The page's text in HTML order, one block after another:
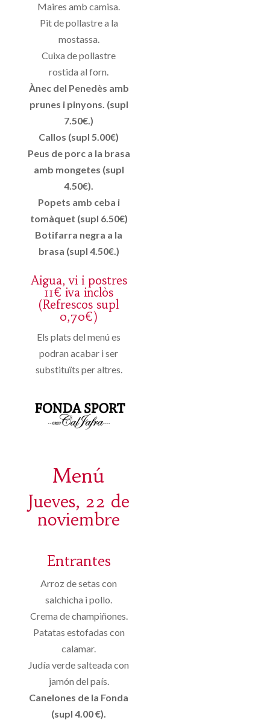
Maires amb camisa.
Pit de pollastre a la
mostassa.
Cuixa de pollastre
rostida al forn.
Ànec del Penedès amb
prunes i pinyons. (supl
7.50€.)
Callos (supl 5.00€)
Peus de porc a la brasa
amb mongetes (supl
4.50€).
Popets amb ceba i
tomàquet (supl 6.50€)
Botifarra negra a la
brasa (supl 4.50€.)
Aigua, vi i postres
11€ iva inclòs
(Refrescos supl
0,70€)
Els plats del menú es
podran acabar i ser
substituïts per altres.
Menú
Jueves, 22 de
noviembre
Entrantes
Arroz de setas con
salchicha i pollo.
Crema de champiñones.
Patatas estofadas con
calamar.
Judía verde salteada con
jamón del país.
Canelones de la Fonda
(supl 4.00 €).